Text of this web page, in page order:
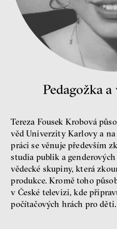
Pedagožka
Tereza Fousek Krobová
věd Univerzity Karlovy a na
práci se věnuje především
studia publik a
vědecké skupiny, která
produkce. Kromě toho
v České televizi, kde
počítačových hrách pro děti.